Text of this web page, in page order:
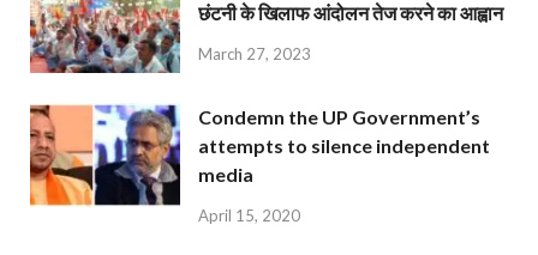
छंटनी के खिलाफ आंदोलन तेज करने का आह्वान
March 27, 2023
Condemn the UP Government’s
attempts to silence independent
media
April 15, 2020